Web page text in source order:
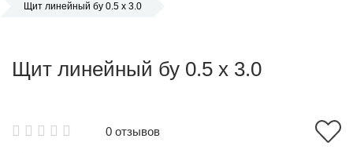
Щит линейный бу 0.5 х 3.0
Щит линейный бу 0.5 х 3.0
0 отзывов